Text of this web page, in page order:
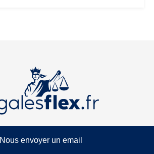
Nous envoyer un email